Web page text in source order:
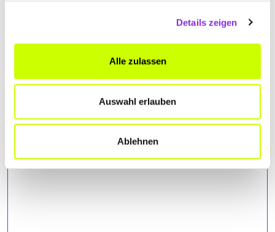
Details zeigen
Alle zulassen
Auswahl erlauben
Ablehnen
die Statistik und Marketing Cookies